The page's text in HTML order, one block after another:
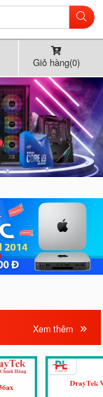
Giỏ hàng(0)
Xem thêm